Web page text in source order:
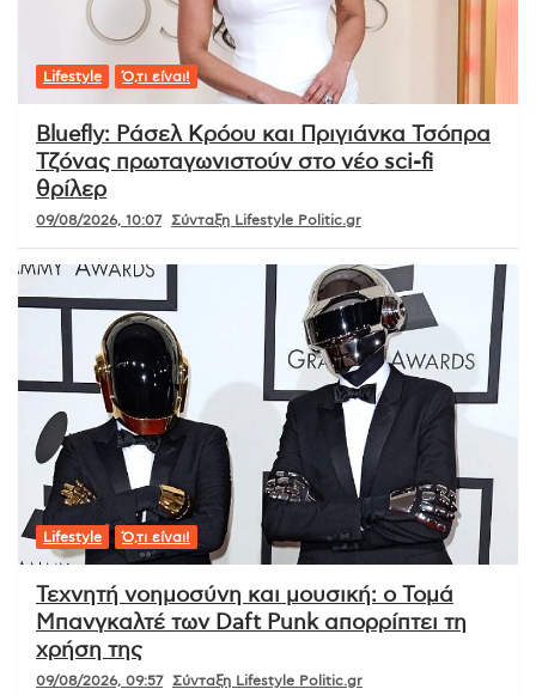
Lifestyle Ό,τι είναι!
Bluefly: Ράσελ Κρόου και Πριγιάνκα Τσόπρα
Τζόνας πρωταγωνιστούν στο νέο sci-fi
θρίλερ
09/08/2026, 10:07 Σύνταξη Lifestyle Politic.gr
Lifestyle Ό,τι είναι!
Τεχνητή νοημοσύνη και μουσική: ο Τομά
Μπανγκαλτέ των Daft Punk απορρίπτει τη
χρήση της
09/08/2026, 09:57 Σύνταξη Lifestyle Politic.gr